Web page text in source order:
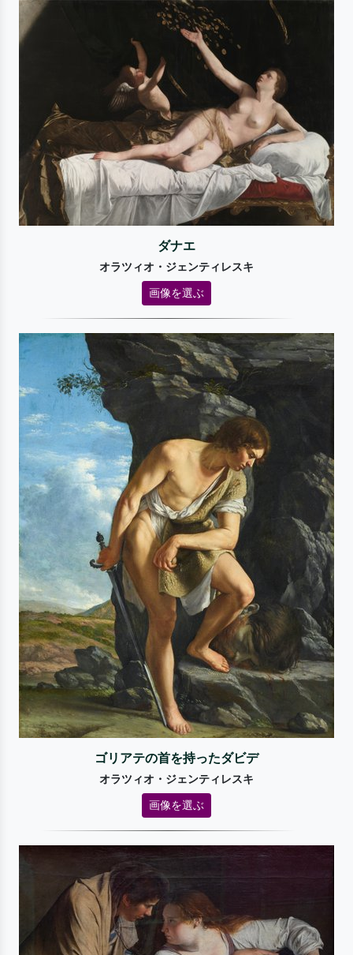
ダナエ
オラツィオ・ジェンティレスキ
画像を選ぶ
ゴリアテの首を持ったダビデ
オラツィオ・ジェンティレスキ
画像を選ぶ